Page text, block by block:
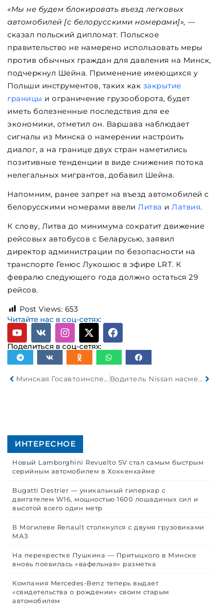
«Мы не будем блокировать въезд легковых
автомобилей [с белорусскими номерами]», —
сказал польский дипломат. Польское
правительство не намерено использовать меры
против обычных граждан для давления на Минск,
подчеркнул Шейна. Применение имеющихся у
Польши инструментов, таких как закрытие
границы и ограничение грузооборота, будет
иметь болезненные последствия для ее
экономики, отметил он. Варшава наблюдает
сигналы из Минска о намерении настроить
диалог, а на границе двух стран наметились
позитивные тенденции в виде снижения потока
нелегальных мигрантов, добавил Шейна.
Напомним, ранее запрет на въезд автомобилей с
белорусскими номерами ввели Литва и Латвия.
К слову, Литва до минимума сократит движение
рейсовых автобусов с Беларусью, заявил
директор администрации по безопасности на
транспорте Генюс Лукошюс в эфире LRT. К
февралю следующего года должно остаться 29
рейсов.
Post Views: 653
Читайте нас в соц-сетях:
Поделиться в соц-сетях:
Минская Госавтоинспекция заступила на службу в новом обмундировании Водитель Nissan насмерть сбил пешехода и поджег свой автомобиль. Его лишили свободы на 6 лет
ИНТЕРЕСНОЕ
Новый Lamborghini Revuelto SV стал самым быстрым
серийным автомобилем в Хоккенхайме
Bugatti Destrier — уникальный гиперкар с
двигателем W16, мощностью 1600 лошадиных сил и
высотой всего один метр
В Могилеве Renault столкнулся с двумя грузовиками
МАЗ
На перекрестке Пушкина — Притыцкого в Минске
вновь появилась «вафельная» разметка
Компания Mercedes-Benz теперь выдает
«свидетельства о рождении» своим старым
автомобилям